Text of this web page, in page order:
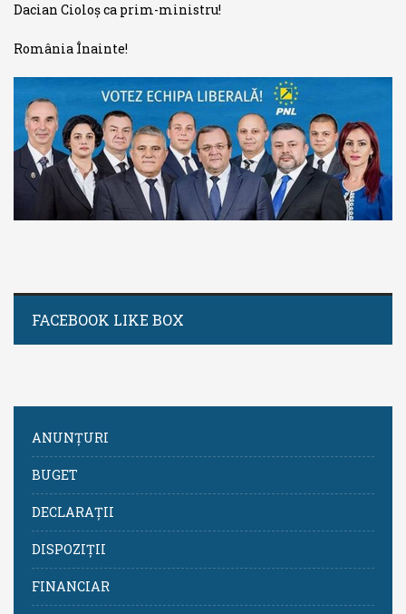
Dacian Cioloș ca prim-ministru!
România Înainte!
FACEBOOK LIKE BOX
ANUNȚURI
BUGET
DECLARAȚII
DISPOZIȚII
FINANCIAR